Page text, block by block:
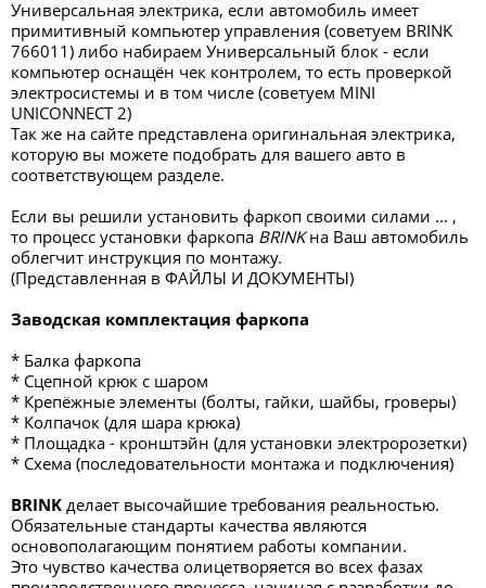
Универсальная электрика, если автомобиль имеет
примитивный компьютер управления (советуем BRINK
766011) либо набираем Универсальный блок - если
компьютер оснащён чек контролем, то есть проверкой
электросистемы и в том числе (советуем MINI
UNICONNECT 2)
Так же на сайте представлена оригинальная электрика,
которую вы можете подобрать для вашего авто в
соответствующем разделе.
Если вы решили установить фаркоп своими силами ... ,
то процесс установки фаркопа BRINKна Ваш автомобиль
облегчит инструкция по монтажу.
(Представленная в ФАЙЛЫ И ДОКУМЕНТЫ)
Заводская комплектация фаркопа
* Балка фаркопа
* Сцепной крюк с шаром
* Крепёжные элементы (болты, гайки, шайбы, гроверы)
* Колпачок (для шара крюка)
* Площадка - кронштэйн (для установки электророзетки)
* Схема (последовательности монтажа и подключения)
BRINK делает высочайшие требования реальностью.
Обязательные стандарты качества являются
основополагающим понятием работы компании.
Это чувство качества олицетворяется во всех фазах